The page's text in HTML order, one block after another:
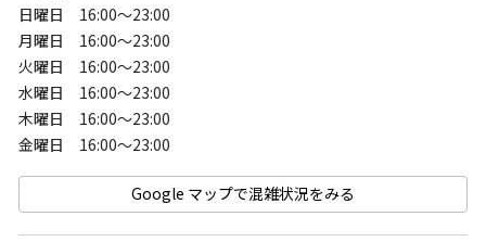
日曜日 16:00～23:00
月曜日 16:00～23:00
火曜日 16:00～23:00
水曜日 16:00～23:00
木曜日 16:00～23:00
金曜日 16:00～23:00
Google マップで混雑状況をみる